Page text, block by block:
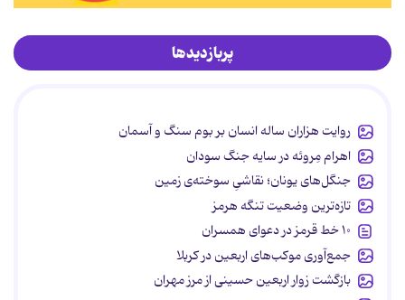
پربازدیدها
روایت هزاران ساله انسان بر بوم سنگ و آسمان
اهرام مِروئه در سایه جنگ سودان
جنگل‌های یونان؛ نقاشیِ سوخته‌ی زمین
تازه‌ترین وضعیت تنگه هرمز
۱۰ خط قرمز در دعوای همسران
جمع‌آوری موکب‌های اربعین در کربلا
بازگشت زوار اربعین حسینی از مرز مهران